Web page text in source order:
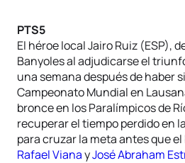
PTS5
El héroe local Jairo Ruiz (ESP),
Banyoles al adjudicarse el
una semana después de haber
Campeonato Mundial en
bronce en los Paralímpicos de
recuperar el tiempo perdido en
para cruzar la meta antes que
Rafael VianayJosé Abraham